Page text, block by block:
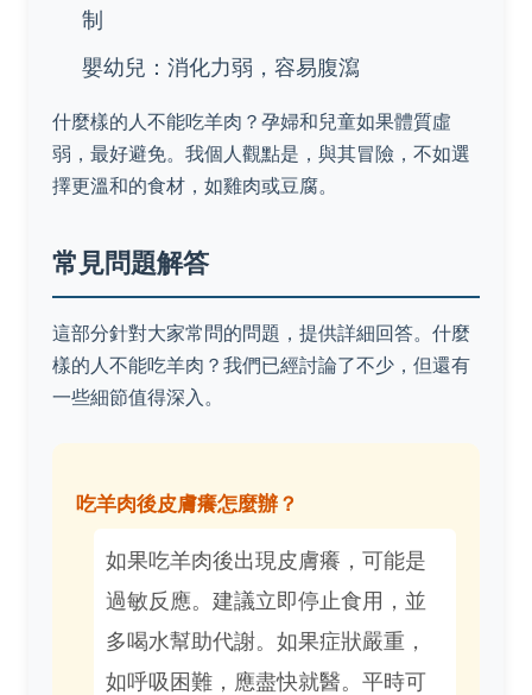
制
嬰幼兒：消化力弱，容易腹瀉
什麼樣的人不能吃羊肉？孕婦和兒童如果體質虛
弱，最好避免。我個人觀點是，與其冒險，不如選
擇更溫和的食材，如雞肉或豆腐。
常見問題解答
這部分針對大家常問的問題，提供詳細回答。什麼
樣的人不能吃羊肉？我們已經討論了不少，但還有
一些細節值得深入。
吃羊肉後皮膚癢怎麼辦？
如果吃羊肉後出現皮膚癢，可能是
過敏反應。建議立即停止食用，並
多喝水幫助代謝。如果症狀嚴重，
如呼吸困難，應盡快就醫。平時可